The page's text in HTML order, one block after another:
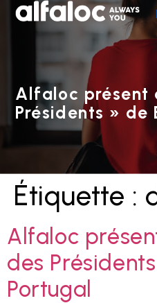
Alfaloc présent
Présidents » de
Étiquette :
Alfaloc
des
Portugal